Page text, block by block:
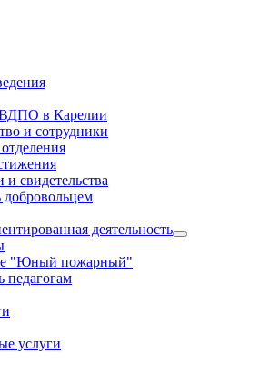
в Карелии
и сотрудники
свидетельства
добровольцем
деятельность
"Юный пожарный"
услуги